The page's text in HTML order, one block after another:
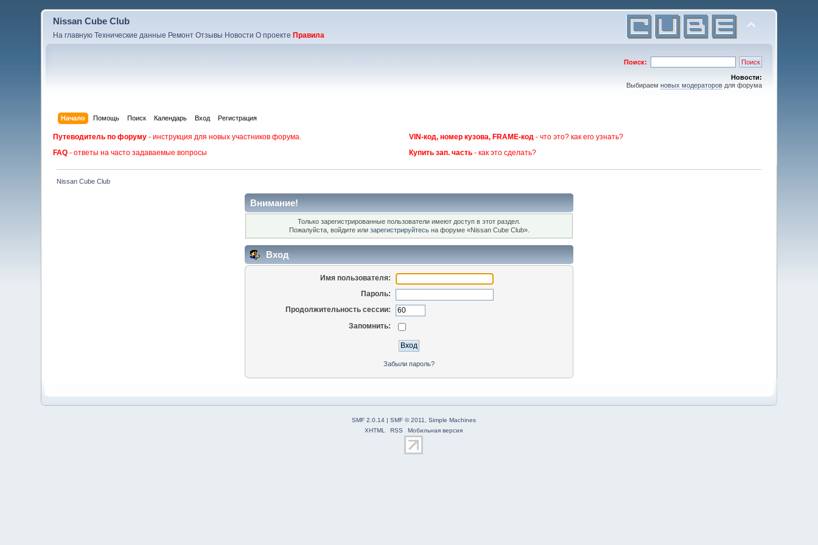
Nissan Cube Club
На главную Технические данные Ремонт Отзывы Новости О проекте Правила
Поиск:
Новости:
Выбираем новых модераторовдля форума
Начало Помощь Поиск Календарь Вход Регистрация
Путеводитель по форуму - инструкция для новых участников форума. VIN-код, номер кузова, FRAME-код - что это? как его узнать?
FAQ - ответы на часто задаваемые вопросы Купить зап. часть - как это сделать?
Nissan Cube Club
Внимание!
Только зарегистрированные пользователи имеют доступ в этот раздел.
Пожалуйста, войдите или зарегистрируйтесьна форуме «Nissan Cube Club».
Вход
Имя пользователя:
Пароль:
Продолжительность сессии:
Запомнить:
Забыли пароль?
SMF 2.0.14| SMF © 2011
Simple Machines
XHTML
RSS Мобильная версия